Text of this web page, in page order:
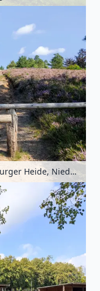
Pferdekopf im Büsenbachtal, Lüneburger Heide, Niedersachsen, Deutschland